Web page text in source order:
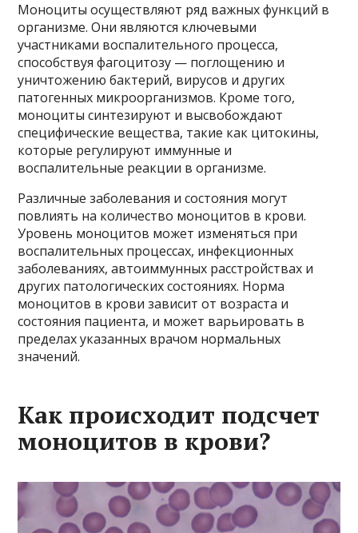
Моноциты осуществляют ряд важных функций в
организме. Они являются ключевыми
участниками воспалительного процесса,
способствуя фагоцитозу — поглощению и
уничтожению бактерий, вирусов и других
патогенных микроорганизмов. Кроме того,
моноциты синтезируют и высвобождают
специфические вещества, такие как цитокины,
которые регулируют иммунные и
воспалительные реакции в организме.
Различные заболевания и состояния могут
повлиять на количество моноцитов в крови.
Уровень моноцитов может изменяться при
воспалительных процессах, инфекционных
заболеваниях, автоиммунных расстройствах и
других патологических состояниях. Норма
моноцитов в крови зависит от возраста и
состояния пациента, и может варьировать в
пределах указанных врачом нормальных
значений.
Как происходит подсчет
моноцитов в крови?